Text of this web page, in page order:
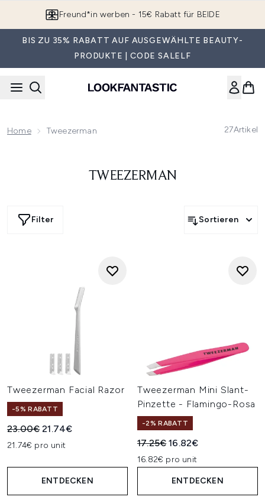
Freund*in werben - 15€ Rabatt für BEIDE
BIS ZU 35% RABATT AUF AUSGEWÄHLTE BEAUTY-
PRODUKTE | CODE SALELF
Home Tweezerman 27Artikel
TWEEZERMAN
Filter Sortieren
Tweezerman Facial Razor
-5% RABATT
Unverbindliche Preisempfehlung:
23.00€Aktueller Preis:
21.74€
21.74€ pro unit
ENTDECKEN
Tweezerman Mini Slant-
Pinzette - Flamingo-Rosa
-2% RABATT
Unverbindliche
17.25€Aktueller Preis:
16.82€
16.82€ pro unit
ENTDECKEN